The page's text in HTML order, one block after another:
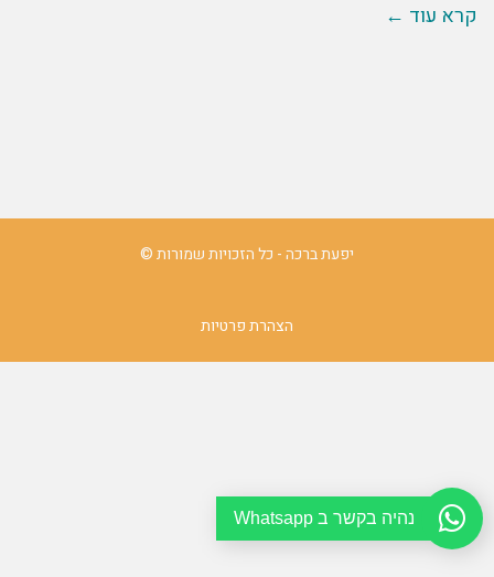
קרא עוד ←
יפעת ברכה - כל הזכויות שמורות ©
הצהרת פרטיות
נהיה בקשר ב Whatsapp